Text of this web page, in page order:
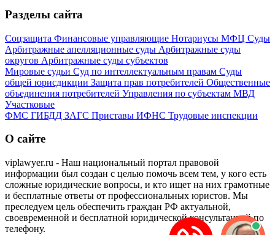
Разделы сайта
Соцзащита Финансовые управляющие Нотариусы МФЦ Суды
Арбитражные апелляционные суды Арбитражные суды
округов Арбитражные суды субъектов
Мировые судьи Суд по интеллектуальным правам Суды
общей юрисдикции Защита прав потребителей Общественные
объединения потребителей Управления по субъектам МВД
Участковые
ФМС ГИБДД ЗАГС Приставы ИФНС Трудовые инспекции
О сайте
viplawyer.ru - Наш национальный портал правовой
информации был создан с целью помочь всем тем, у кого есть
сложные юридические вопросы, и кто ищет на них грамотные
и бесплатные ответы от профессиональных юристов. Мы
преследуем цель обеспечить граждан РФ актуальной,
своевременной и бесплатной юридической консультацией по
телефону.